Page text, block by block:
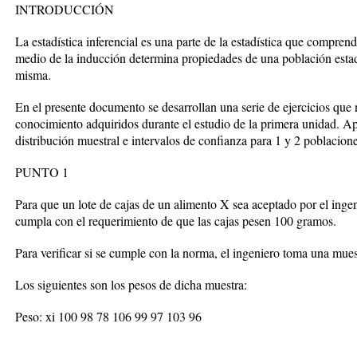
INTRODUCCIÓN
La estadística inferencial es una parte de la estadística que
medio de la inducción determina propiedades de una población
misma.
En el presente documento se desarrollan una serie de ejercicios
conocimiento adquiridos durante el estudio de la primera unidad.
distribución muestral e intervalos de confianza para 1 y 2
PUNTO 1
Para que un lote de cajas de un alimento X sea aceptado por el
cumpla con el requerimiento de que las cajas pesen 100 gramos.
Para verificar si se cumple con la norma, el ingeniero toma una
Los siguientes son los pesos de dicha muestra:
Peso: xi 100 98 78 106 99 97 103 96